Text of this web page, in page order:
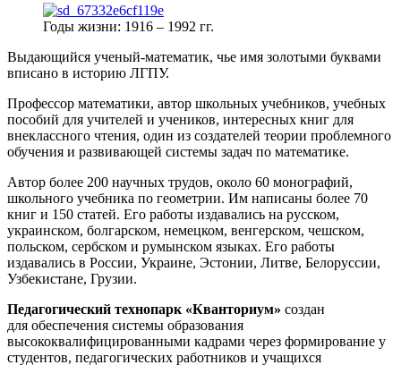
Годы жизни: 1916 – 1992 гг.
Выдающийся ученый-математик, чье имя золотыми буквами
вписано в историю ЛГПУ.
Профессор математики, автор школьных учебников, учебных
пособий для учителей и учеников, интересных книг для
внеклассного чтения, один из создателей теории проблемного
обучения и развивающей системы задач по математике.
Автор более 200 научных трудов, около 60 монографий,
школьного учебника по геометрии. Им написаны более 70
книг и 150 статей. Его работы издавались на русском,
украинском, болгарском, немецком, венгерском, чешском,
польском, сербском и румынском языках. Его работы
издавались в России, Украине, Эстонии, Литве, Белоруссии,
Узбекистане, Грузии.
Педагогический технопарк «Кванториум» создан
для обеспечения системы образования
высококвалифицированными кадрами через формирование у
студентов, педагогических работников и учащихся